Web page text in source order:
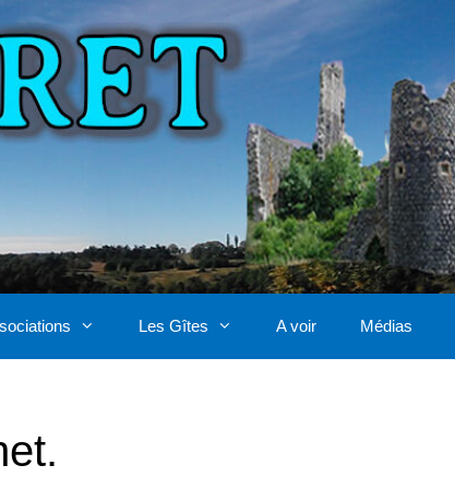
Les Gîtes A voir Médias